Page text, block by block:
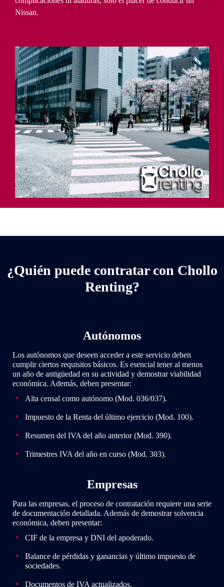
Nissan.
¿Quién puede contratar con Chollo
Renting?
Autónomos
Los autónomos que deseen acceder a este servicio deben
cumplir ciertos requisitos básicos. Es esencial tener al menos
un año de antigüedad en su actividad y demostrar viabilidad
económica. Además, deben presentar:
Alta censal como autónomo (Mod. 036/037).
Impuesto de la Renta del último ejercicio (Mod. 100).
Resumen del IVA del año anterior (Mod. 390).
Trimestres IVA del año en curso (Mod. 303).
Empresas
Para las empresas, el proceso de contratación requiere una serie
de documentación detallada. Además de demostrar solvencia
económica, deben presentar:
CIF de la empresa y DNI del apoderado.
Balance de pérdidas y ganancias y último impuesto de
sociedades.
Documentos de IVA actualizados.